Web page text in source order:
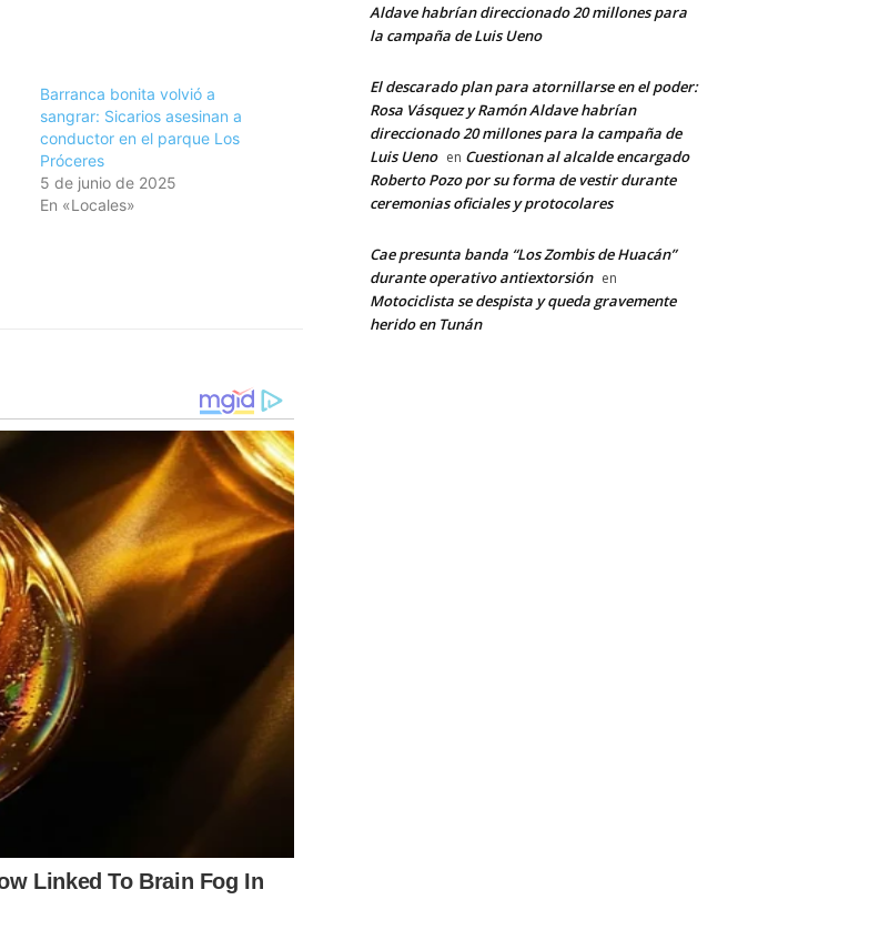
Barranca bonita volvió a
sangrar: Sicarios asesinan a
conductor en el parque Los
Próceres
5 de junio de 2025
En «Locales»
Aldave habrían direccionado 20 millones para
la campaña de Luis Ueno
El descarado plan para atornillarse en el poder:
Rosa Vásquez y Ramón Aldave habrían
direccionado 20 millones para la campaña de
Luis Ueno en Cuestionan al alcalde encargado
Roberto Pozo por su forma de vestir durante
ceremonias oficiales y protocolares
Cae presunta banda “Los Zombis de Huacán”
durante operativo antiextorsión en
Motociclista se despista y queda gravemente
herido en Tunán